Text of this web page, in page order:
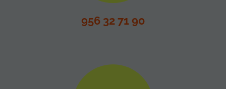
956 32 71 90